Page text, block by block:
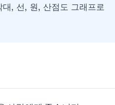
, 선, 원, 산점도 그래프로